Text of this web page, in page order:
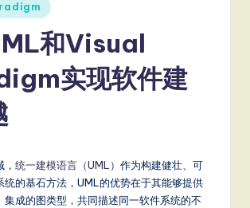
和Visual
实现软件建
统一建模语言（UML） 作为构建健壮、可
统的基石方法，UML的优势在于其能够提供
集成的图类型，共同描述同一软件系统的不